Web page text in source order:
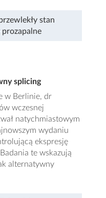
stan
splicing
w Berlinie, dr
wczesnej
natychmiastowym
wydaniu
ekspresję
te wskazują
alternatywny